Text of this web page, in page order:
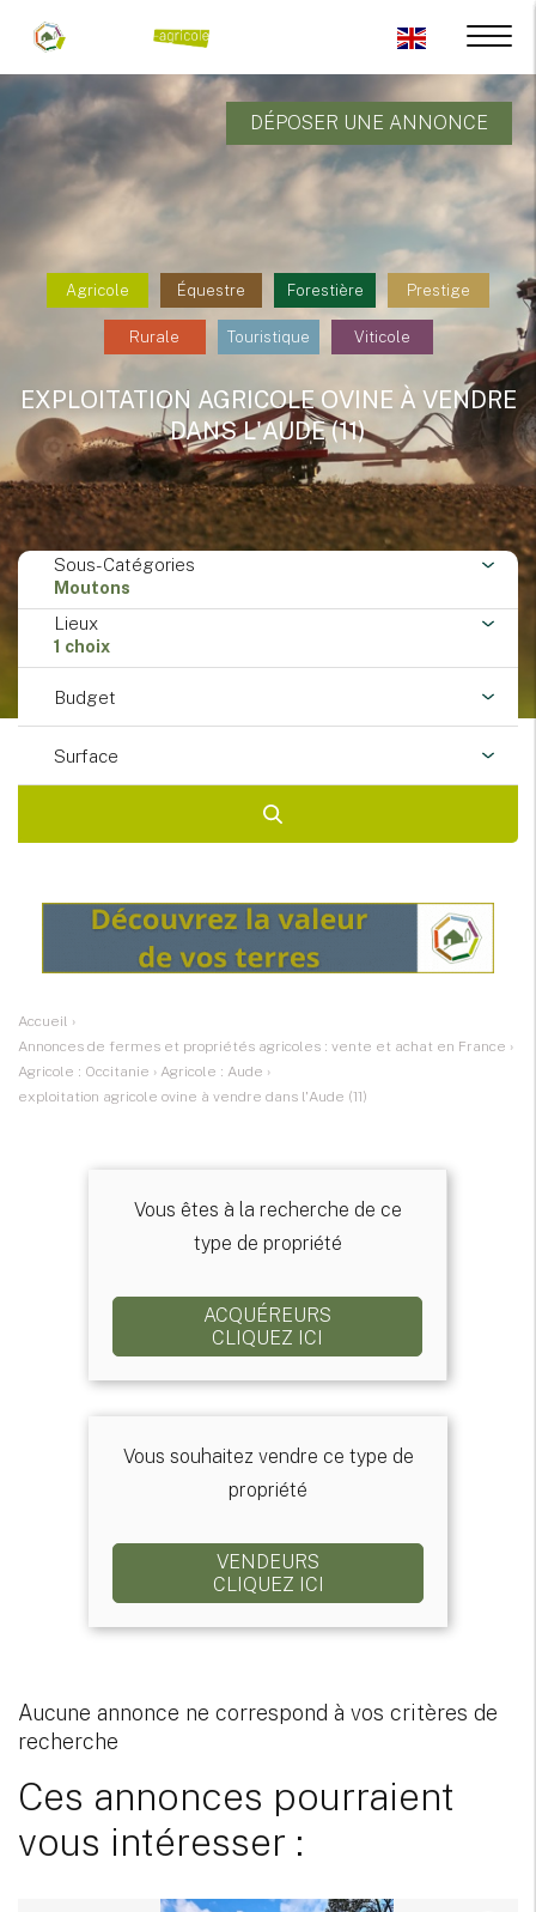
DÉPOSER UNE ANNONCE
Agricole Équestre Forestière Prestige
Rurale Touristique Viticole
EXPLOITATION AGRICOLE OVINE À VENDRE
DANS L'AUDE (11)
Sous-Catégories
Moutons
Lieux
1 choix
Budget
Surface
Accueil ›
Annonces de fermes et propriétés agricoles : vente et achat en France ›
Agricole : Occitanie › Agricole : Aude ›
exploitation agricole ovine à vendre dans l'Aude (11)
Vous êtes à la recherche de ce
type de propriété
ACQUÉREURS
CLIQUEZ ICI
Vous souhaitez vendre ce type de
propriété
VENDEURS
CLIQUEZ ICI
Aucune annonce ne correspond à vos critères de
recherche
Ces annonces pourraient
vous intéresser :